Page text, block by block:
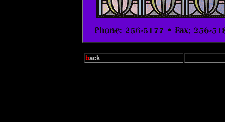
back